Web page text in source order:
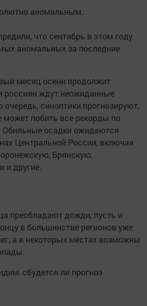
аномальным.
что сентябрь в этом году
аномальных за последние
месяц осени продолжит
россиян ждут неожиданные
синоптики прогнозируют,
может побить все рекорды по
Обильные осадки ожидаются
Центральной России, включая
Брянскую,
и другие.
преобладают дожди, пусть и
в большинстве регионов уже
а в некоторых местах возможны
сбудется ли прогноз